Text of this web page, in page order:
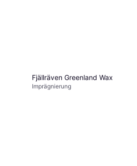
Fjällräven Greenland Wax
Imprägnierung